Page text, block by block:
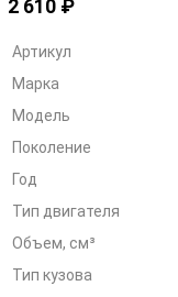
2 610 ₽
Артикул
Марка
Модель
Поколение
Год
Тип двигателя
Объем, см³
Тип кузова